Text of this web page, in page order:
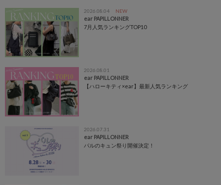
2026.08.04 NEW
ear PAPILLONNER
7月人気ランキングTOP10
2026.08.01
ear PAPILLONNER
【ハローキティ×ear】最新人気ランキング
2026.07.31
ear PAPILLONNER
パルのキュン祭り開催決定！